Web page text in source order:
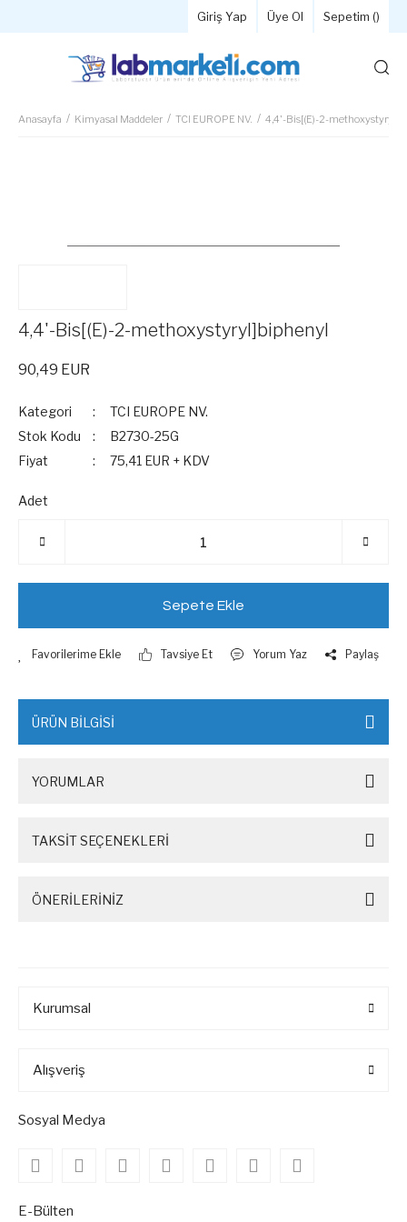
Giriş Yap Üye Ol Sepetim ()
Anasayfa Kimyasal Maddeler TCI EUROPE NV. 4,4'-Bis[(E)-2-
4,4'-Bis[(E)-2-methoxystyryl]biphenyl
90,49 EUR
Kategori
TCI EUROPE NV.
Stok Kodu
B2730-25G
Fiyat
75,41 EUR + KDV
Adet
Sepete Ekle
Tavsiye Et Yorum Yaz Paylaş
ÜRÜN BİLGİSİ
YORUMLAR
TAKSİT SEÇENEKLERİ
ÖNERİLERİNİZ
Kurumsal
Alışveriş
Sosyal Medya
E-Bülten